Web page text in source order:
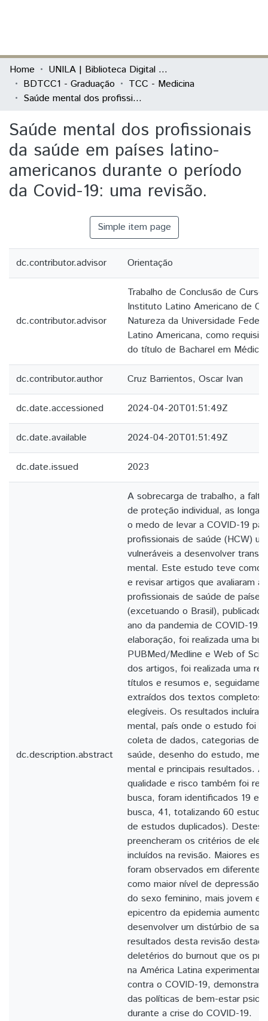
Communities & Collections
All of DSpace
Home
UNILA | Biblioteca Digital de Trabalhos de Conclusão de Curso
BDTCC1 - Graduação
TCC - Medicina
Saúde mental dos profissionais da saúde em países latino-americanos durante o período da Covid-19: uma revisão.
Saúde mental dos profissionais
da saúde em países latino-
americanos durante o período
da Covid-19: uma revisão.
Simple item page
dc.contributor.advisor Orientação
dc.contributor.advisor
Trabalho de Conclusão de
Instituto Latino Americano de
Natureza da Universidade
Latino Americana, como
do título de Bacharel em
dc.contributor.author Cruz Barrientos, Oscar Ivan
dc.date.accessioned 2024-04-20T01:51:49Z
dc.date.available 2024-04-20T01:51:49Z
dc.date.issued 2023
dc.description.abstract
A sobrecarga de trabalho, a
de proteção individual, as
o medo de levar a COVID-19
profissionais de saúde (HCW)
vulneráveis a desenvolver
mental. Este estudo teve como
e revisar artigos que avaliaram a
profissionais de saúde de
(excetuando o Brasil),
ano da pandemia de COVID-19.
elaboração, foi realizada uma
PUBMed/Medline e Web of
dos artigos, foi realizada uma
títulos e resumos e,
extraídos dos textos completos
elegíveis. Os resultados
mental, país onde o estudo foi
coleta de dados, categorias de
saúde, desenho do estudo,
mental e principais resultados. A
qualidade e risco também foi
busca, foram identificados 19
busca, 41, totalizando 60
de estudos duplicados).
preencheram os critérios de
incluídos na revisão. Maiores
foram observados em
como maior nível de depressão
do sexo feminino, mais jovem e
epicentro da epidemia
desenvolver um distúrbio de
resultados desta revisão
deletérios do burnout que os
na América Latina
contra o COVID-19,
das políticas de bem-estar
durante a crise do COVID-19.